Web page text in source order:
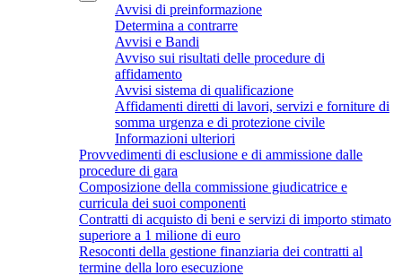
Avvisi di preinformazione
Determina a contrarre
Avvisi e Bandi
Avviso sui risultati delle procedure di
affidamento
Avvisi sistema di qualificazione
Affidamenti diretti di lavori, servizi e forniture di
somma urgenza e di protezione civile
Informazioni ulteriori
Provvedimenti di esclusione e di ammissione dalle
procedure di gara
Composizione della commissione giudicatrice e
curricula dei suoi componenti
Contratti di acquisto di beni e servizi di importo stimato
superiore a 1 milione di euro
Resoconti della gestione finanziaria dei contratti al
termine della loro esecuzione